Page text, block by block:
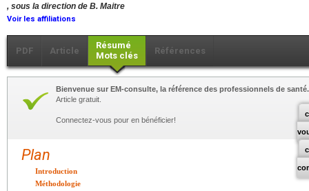
, sous la direction de B. Maitre
Voir les affiliations
PDF Article
Résumé
Mots clés
Références
Bienvenue sur EM-consulte, la référence des professionnels de santé.
Article gratuit.
Connectez-vous pour en bénéficier!
Plan
Introduction
Méthodologie